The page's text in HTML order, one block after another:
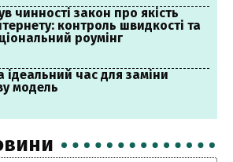
чинності закон про якість
контроль швидкості та
роумінг
ідеальний час для заміни
модель